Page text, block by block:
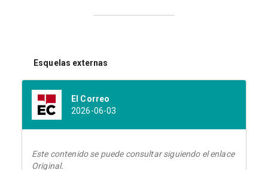
Esquelas externas
El Correo
2026-06-03
Este contenido se puede consultar siguiendo el enlace
Original.